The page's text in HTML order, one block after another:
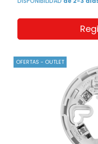
OFERTAS - OUTLET